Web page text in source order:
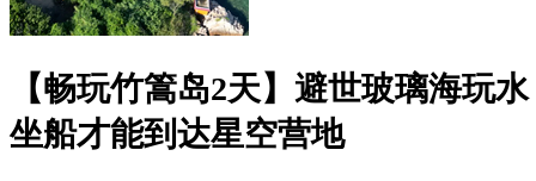
【畅玩竹篙岛2天】避世玻璃海玩
坐船才能到达星空营地